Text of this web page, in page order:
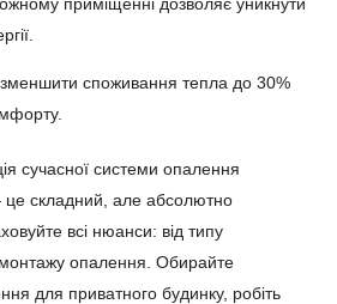
зменшити споживання тепла до 30%
сучасної системи опалення
це складний, але абсолютно
всі нюанси: від типу
опалення. Обирайте
для приватного будинку, робіть